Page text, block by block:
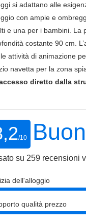
si adattano alle
con ampie e
e una per i bambini. La
costante 90 cm.
attività di animazione
navetta per la zona
diretto dalla
/10
su 259 recensioni
dell'alloggio
qualità prezzo